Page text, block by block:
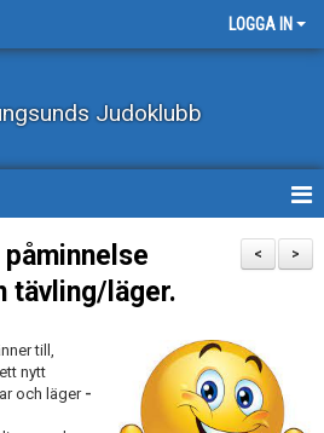
LOGGA IN
Judoklubb
>
<
tävling/läger.
till,
nytt
och läger -